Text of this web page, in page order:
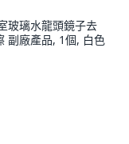
玻璃水龍頭鏡子去
副廠產品, 1個, 白色